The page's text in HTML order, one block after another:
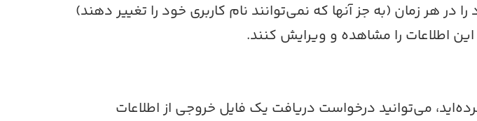
هر زمان (به جز آنها که نمی‌توانند نام کاربری خود را تغییر دهند)
اطلاعات را مشاهده و ویرایش کنند.
می‌توانید درخواست دریافت یک فایل خروجی از اطلاعات